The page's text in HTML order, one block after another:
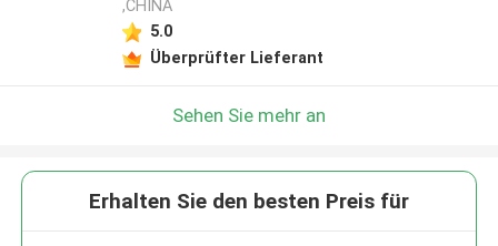
Hinterlass eine Nachricht
,CHINA
5.0
Überprüfter Lieferant
Sehen Sie mehr an
Erhalten Sie den besten Preis für